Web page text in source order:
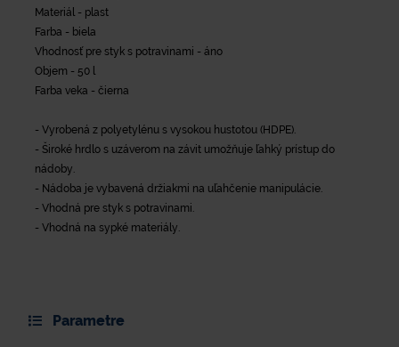
Materiál - plast
Farba - biela
Vhodnosť pre styk s potravinami - áno
Objem - 50 l
Farba veka - čierna
- Vyrobená z polyetylénu s vysokou hustotou (HDPE).
- Široké hrdlo s uzáverom na závit umožňuje ľahký prístup do
nádoby.
- Nádoba je vybavená držiakmi na uľahčenie manipulácie.
- Vhodná pre styk s potravinami.
- Vhodná na sypké materiály.
Parametre